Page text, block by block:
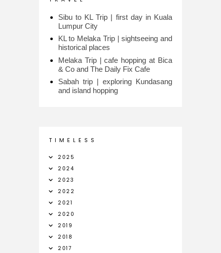
Sibu to KL Trip | first day in Kuala
Lumpur City
KL to Melaka Trip | sightseeing and
historical places
Melaka Trip | cafe hopping at Bica
& Co and The Daily Fix Cafe
Sabah trip | exploring Kundasang
and island hopping
T I M E L E S S
2025
2024
2023
2022
2021
2020
2019
2018
2017